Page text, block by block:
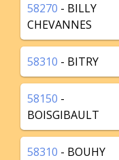
58270 - BILLY
CHEVANNES
58310 - BITRY
58150 -
BOISGIBAULT
58310 - BOUHY